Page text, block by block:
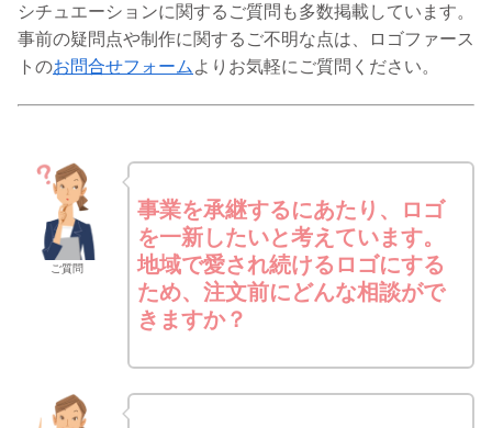
シチュエーションに関するご質問も多数掲載しています。
事前の疑問点や制作に関するご不明な点は、ロゴファース
トのお問合せフォーム よりお気軽にご質問ください。
ご質問
事業を承継するにあたり、ロゴ
を一新したいと考えています。
地域で愛され続けるロゴにする
ため、注文前にどんな相談がで
きますか？